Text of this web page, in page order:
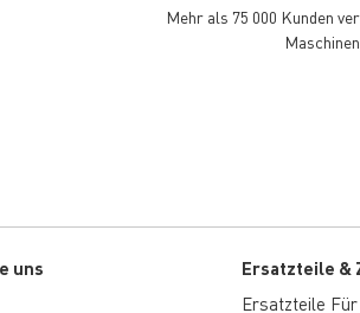
Mehr als 75 000 Kunden
uns
Ersatzteile &
Ersatzteile Für